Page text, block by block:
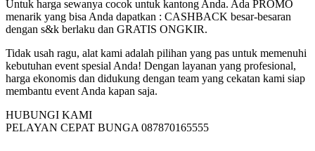
Untuk harga sewanya cocok untuk kantong Anda. Ada PROMO
menarik yang bisa Anda dapatkan : CASHBACK besar-besaran
dengan s&k berlaku dan GRATIS ONGKIR.
Tidak usah ragu, alat kami adalah pilihan yang pas untuk memenuhi
kebutuhan event spesial Anda! Dengan layanan yang profesional,
harga ekonomis dan didukung dengan team yang cekatan kami siap
membantu event Anda kapan saja.
HUBUNGI KAMI
PELAYAN CEPAT BUNGA 087870165555